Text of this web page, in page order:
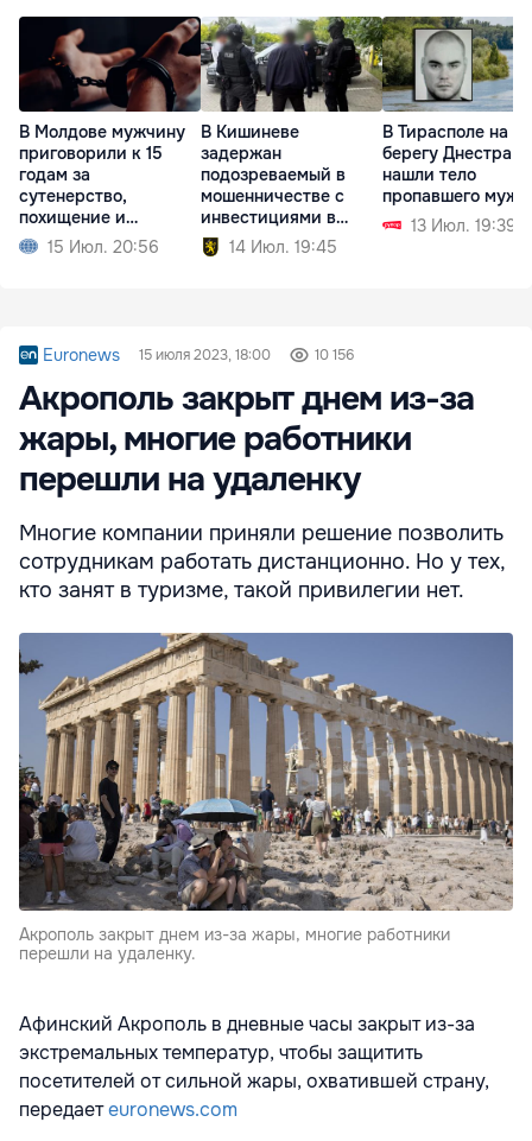
В Молдове мужчину
приговорили к 15
годам за
сутенерство,
похищение и
изнасилование
15 Июл. 20:56
В Кишиневе
задержан
подозреваемый в
мошенничестве с
инвестициями в
недвижимость
14 Июл. 19:45
В Тирасполе на
берегу Днестра
нашли тело
пропавшего
13 Июл. 19:39
Euronews 15 июля 2023, 18:00 10 156
Акрополь закрыт днем из-за
жары, многие работники
перешли на удаленку
Многие компании приняли решение позволить
сотрудникам работать дистанционно. Но у тех,
кто занят в туризме, такой привилегии нет.
Акрополь закрыт днем из-за жары, многие работники
перешли на удаленку.
Афинский Акрополь в дневные часы закрыт из-за
экстремальных температур, чтобы защитить
посетителей от сильной жары, охватившей страну,
передаетeuronews.com